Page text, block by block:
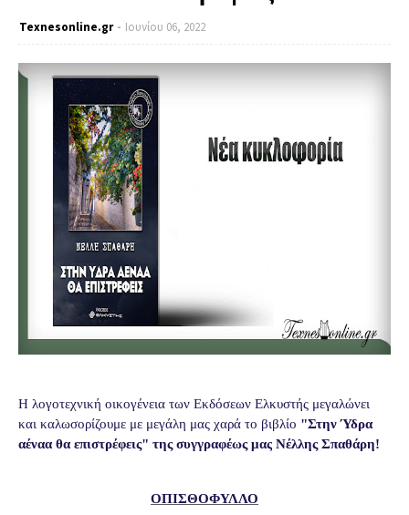
Texnesοnline.gr Ιουνίου 06, 2022
Η λογοτεχνική οικογένεια των Εκδόσεων Ελκυστής μεγαλώνει
και καλωσορίζουμε με μεγάλη μας χαρά το βιβλίο "Στην Ύδρα
αέναα θα επιστρέφεις" της συγγραφέως μας Νέλλης Σπαθάρη!
ΟΠΙΣΘΟΦΥΛΛΟ